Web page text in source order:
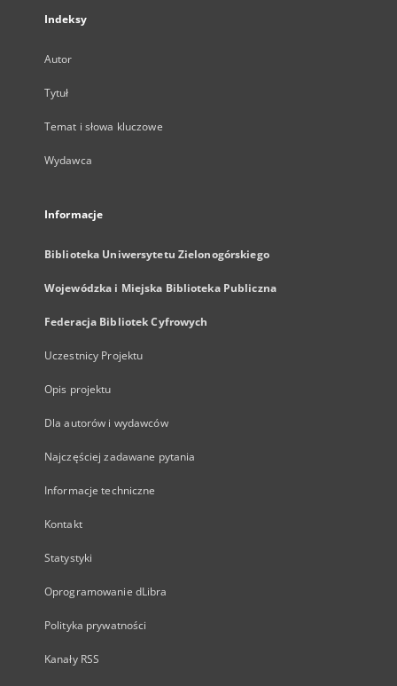
Indeksy
Autor
Tytuł
Temat i słowa kluczowe
Wydawca
Informacje
Biblioteka Uniwersytetu Zielonogórskiego
Wojewódzka i Miejska Biblioteka Publiczna
Federacja Bibliotek Cyfrowych
Uczestnicy Projektu
Opis projektu
Dla autorów i wydawców
Najczęściej zadawane pytania
Informacje techniczne
Kontakt
Statystyki
Oprogramowanie dLibra
Polityka prywatności
Kanały RSS